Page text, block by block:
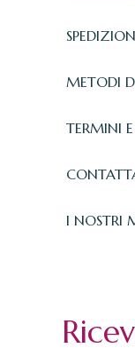
METODI
TERMINI
I NOSTRI